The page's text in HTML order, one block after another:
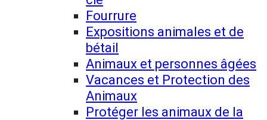
Fourrure
Expositions animales et de
bétail
Animaux et personnes âgées
Vacances et Protection des
Animaux
Protéger les animaux de la